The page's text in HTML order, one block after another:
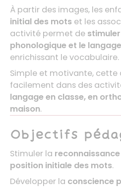
À partir des images, les
initial des mots et les
activité permet de
phonologique et le
enrichissant le vocabulaire.
Simple et motivante, cette
facilement dans des
langage en classe, en
maison.
Objectifs
Stimuler la
position initiale des mots.
Développer la conscience